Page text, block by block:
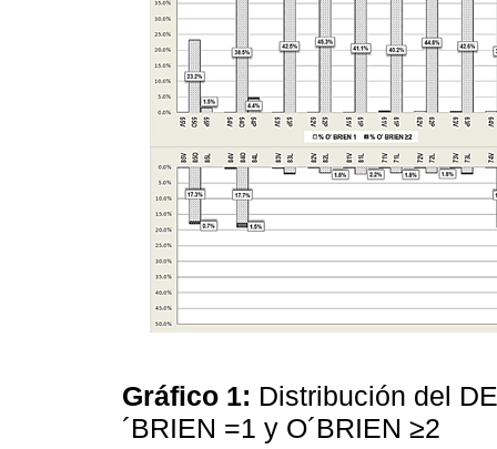
Gráfico 1: Distribución del
´BRIEN =1 y O´BRIEN ≥2